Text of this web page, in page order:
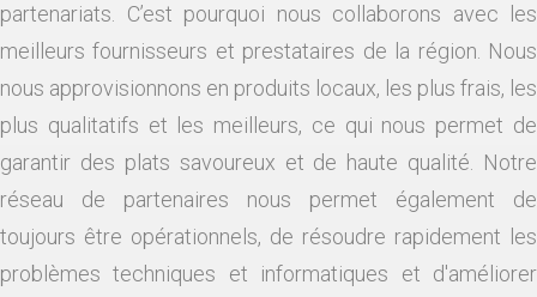
partenariats. C’est pourquoi nous collaborons avec les
meilleurs fournisseurs et prestataires de la région. Nous
nous approvisionnons en produits locaux, les plus frais, les
plus qualitatifs et les meilleurs, ce qui nous permet de
garantir des plats savoureux et de haute qualité. Notre
réseau de partenaires nous permet également de
toujours être opérationnels, de résoudre rapidement les
problèmes techniques et informatiques et d'améliorer